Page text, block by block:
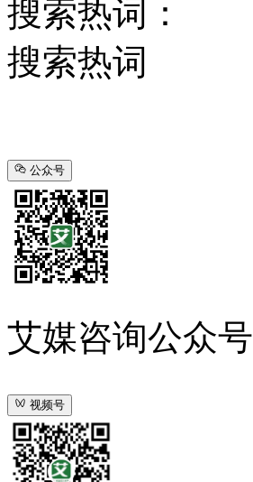
搜索热词：
搜索热词
公众号
艾媒咨询公众号
视频号